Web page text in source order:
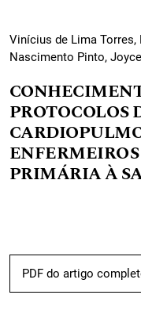
Vinícius de Lima
Nascimento Pinto,
PROTOCOLOS
PRIMÁRIA À
PDF do artigo